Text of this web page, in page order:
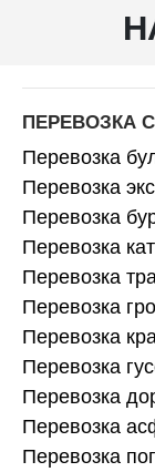
ПЕРЕВОЗКА
Перевозка
Перевозка
Перевозка
Перевозка
Перевозка
Перевозка
Перевозка
Перевозка
Перевозка
Перевозка
Перевозка